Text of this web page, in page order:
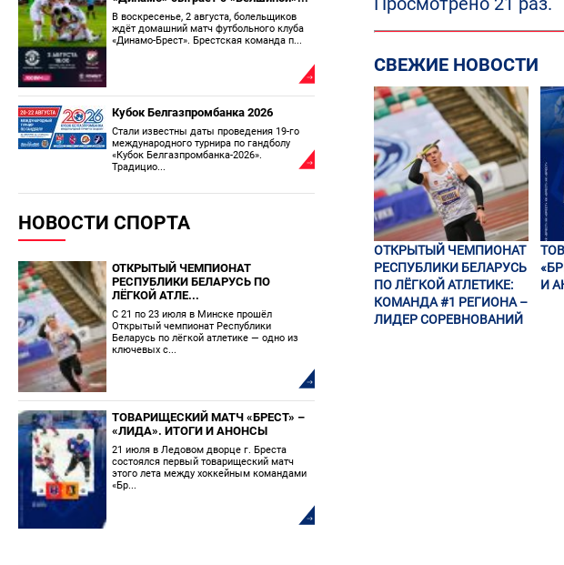
В воскресенье, 2 августа, болельщиков
ждёт домашний матч футбольного клуба
«Динамо-Брест». Брестская команда п...
Кубок Белгазпромбанка 2026
Стали известны даты проведения 19-го
международного турнира по гандболу
«Кубок Белгазпромбанка-2026».
Традицио...
НОВОСТИ СПОРТА
ОТКРЫТЫЙ ЧЕМПИОНАТ
РЕСПУБЛИКИ БЕЛАРУСЬ ПО
ЛЁГКОЙ АТЛЕ...
С 21 по 23 июля в Минске прошёл
Открытый чемпионат Республики
Беларусь по лёгкой атлетике — одно из
ключевых с...
ТОВАРИЩЕСКИЙ МАТЧ «БРЕСТ» –
«ЛИДА». ИТОГИ И АНОНСЫ
21 июля в Ледовом дворце г. Бреста
состоялся первый товарищеский матч
этого лета между хоккейным командами
«Бр...
СВЕЖИЕ НОВОСТИ
ОТКРЫТЫЙ ЧЕМПИОНАТ
РЕСПУБЛИКИ БЕЛАРУСЬ
ПО ЛЁГКОЙ АТЛЕТИКЕ:
КОМАНДА #1 РЕГИОНА –
ЛИДЕР СОРЕВНОВАНИЙ
И